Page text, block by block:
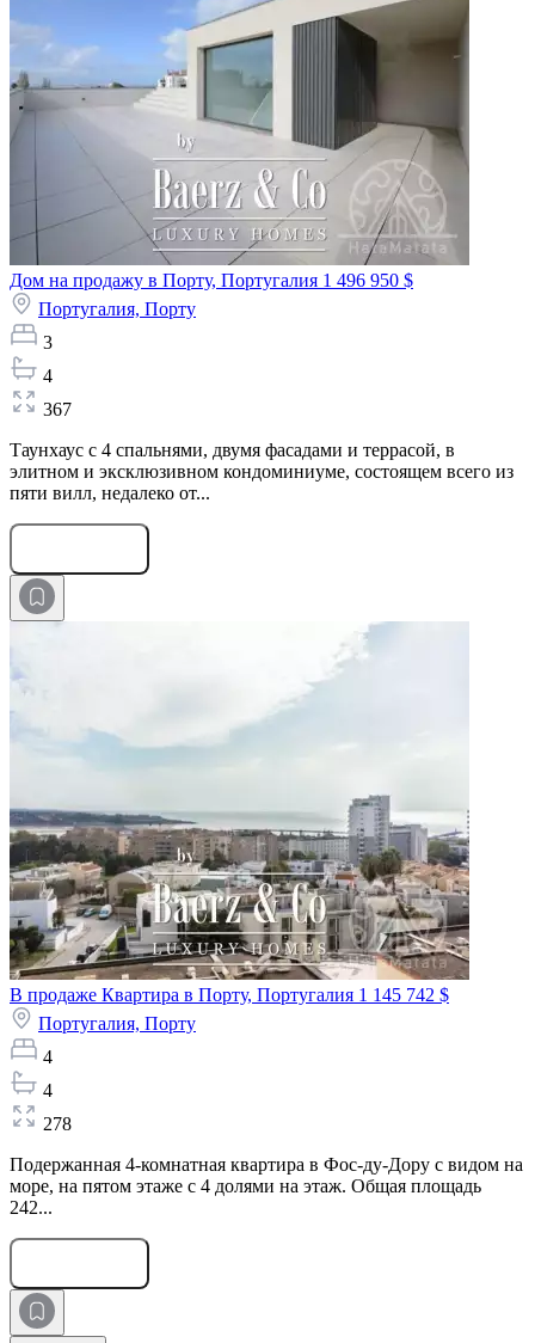
Дом на продажу в Порту, Португалия 1 496 950 $
Португалия, Порту
3
4
367
Таунхаус с 4 спальнями, двумя фасадами и террасой, в
элитном и эксклюзивном кондоминиуме, состоящем всего из
пяти вилл, недалеко от...
В продаже Квартира в Порту, Португалия 1 145 742 $
Португалия, Порту
4
4
278
Подержанная 4-комнатная квартира в Фос-ду-Дору с видом на
море, на пятом этаже с 4 долями на этаж. Общая площадь
242...